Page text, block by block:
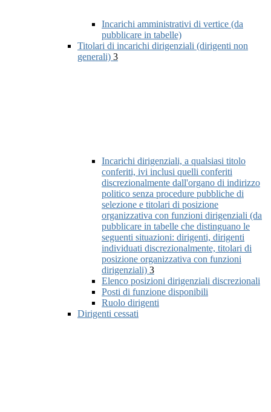
Incarichi amministrativi di vertice (da
pubblicare in tabelle)
Titolari di incarichi dirigenziali (dirigenti non
generali) 3
Incarichi dirigenziali, a qualsiasi titolo
conferiti, ivi inclusi quelli conferiti
discrezionalmente dall'organo di indirizzo
politico senza procedure pubbliche di
selezione e titolari di posizione
organizzativa con funzioni dirigenziali (da
pubblicare in tabelle che distinguano le
seguenti situazioni: dirigenti, dirigenti
individuati discrezionalmente, titolari di
posizione organizzativa con funzioni
dirigenziali) 3
Elenco posizioni dirigenziali discrezionali
Posti di funzione disponibili
Ruolo dirigenti
Dirigenti cessati